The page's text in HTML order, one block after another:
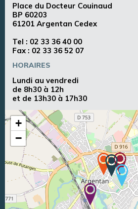
Place du Docteur Couinaud
BP 60203
61201 Argentan Cedex
Tel : 02 33 36 40 00
Fax : 02 33 36 52 07
HORAIRES
Lundi au vendredi
de 8h30 à 12h
et de 13h30 à 17h30
+
−